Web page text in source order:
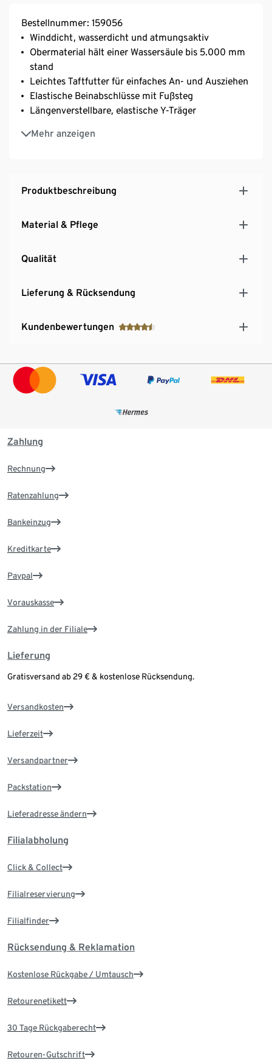
Bestellnummer: 159056
Winddicht, wasserdicht und atmungsaktiv
Obermaterial hält einer Wassersäule bis 5.000 mm
stand
Leichtes Taftfutter für einfaches An- und Ausziehen
Elastische Beinabschlüsse mit Fußsteg
Längenverstellbare, elastische Y-Träger
Mehr anzeigen
Mit versiegelten Nähten
Mit seitlichen Druckknöpfen zur Weitenregulierung
Produktbeschreibung
Material & Pflege
Qualität
Lieferung & Rücksendung
Kundenbewertungen
Zahlung
Rechnung
Ratenzahlung
Bankeinzug
Kreditkarte
Paypal
Vorauskasse
Zahlung in der Filiale
Lieferung
Gratisversand ab 29 € & kostenlose Rücksendung.
Versandkosten
Lieferzeit
Versandpartner
Packstation
Lieferadresse ändern
Filialabholung
Click & Collect
Filialreservierung
Filialfinder
Rücksendung & Reklamation
Kostenlose Rückgabe / Umtausch
Retourenetikett
30 Tage Rückgaberecht
Retouren-Gutschrift